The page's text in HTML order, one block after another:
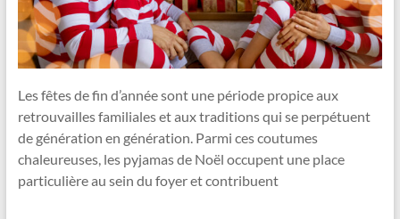
Les fêtes de fin d’année sont une période propice aux
retrouvailles familiales et aux traditions qui se perpétuent
de génération en génération. Parmi ces coutumes
chaleureuses, les pyjamas de Noël occupent une place
particulière au sein du foyer et contribuent